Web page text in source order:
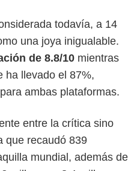
todavía, a 14
una joya inigualable.
de 8.8/10 mientras
ha llevado el 87%,
ambas plataformas.
entre la crítica sino
que recaudó 839
mundial, además de
Pictures